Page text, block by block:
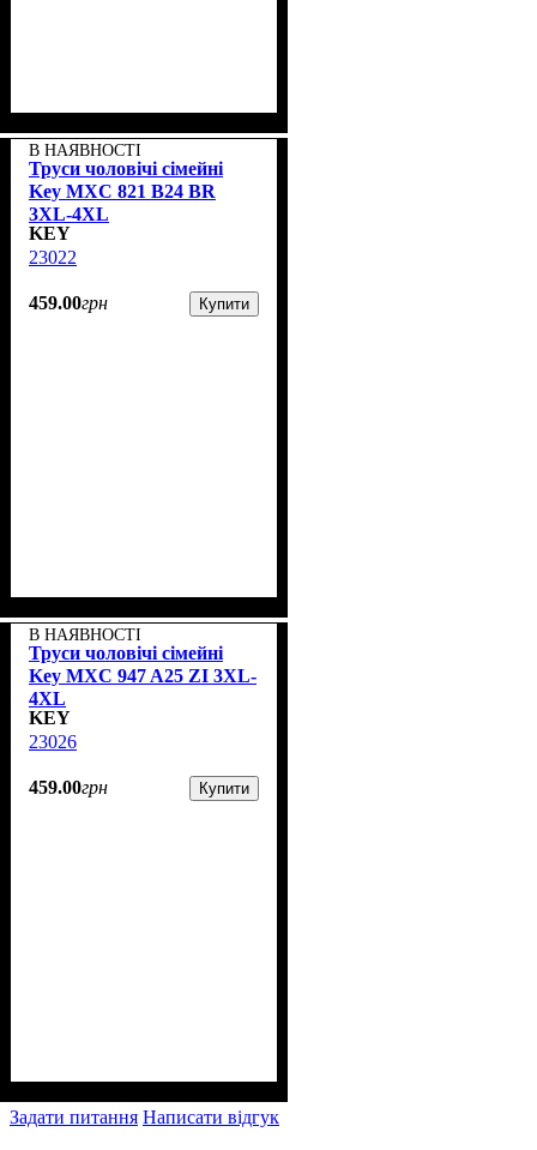
В НАЯВНОСТІ
Труси чоловічі сімейні
Key MXC 821 В24 BR
3XL-4XL
KEY
23022
459.00грн Купити
В НАЯВНОСТІ
Труси чоловічі сімейні
Key MXC 947 A25 ZI 3XL-
4XL
KEY
23026
459.00грн Купити
Задати питання Написати відгук